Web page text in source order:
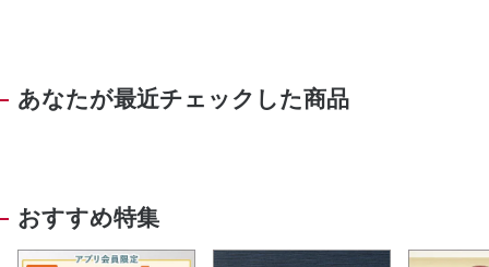
あなたが最近チェックした商品
おすすめ特集